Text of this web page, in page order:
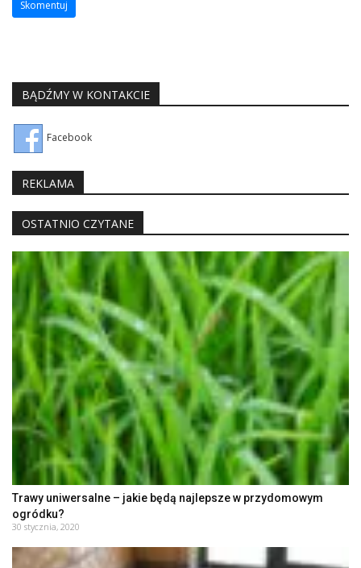
BĄDŹMY W KONTAKCIE
Facebook
REKLAMA
OSTATNIO CZYTANE
Trawy uniwersalne – jakie będą najlepsze w przydomowym
ogródku?
30 stycznia, 2020